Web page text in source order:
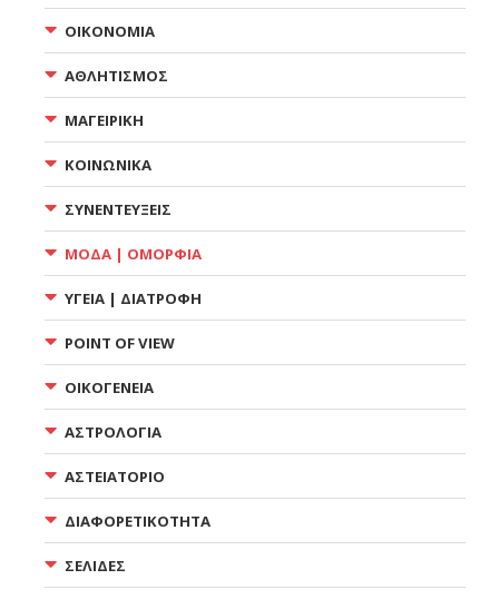
ΟΙΚΟΝΟΜΙΑ
ΑΘΛΗΤΙΣΜΟΣ
ΜΑΓΕΙΡΙΚΗ
ΚΟΙΝΩΝΙΚΑ
ΣΥΝΕΝΤΕΥΞΕΙΣ
ΜΟΔΑ | ΟΜΟΡΦΙΑ
ΥΓΕΙΑ | ΔΙΑΤΡΟΦΗ
POINT OF VIEW
ΟΙΚΟΓΕΝΕΙΑ
ΑΣΤΡΟΛΟΓΙΑ
ΑΣΤΕΙΑΤΟΡΙΟ
ΔΙΑΦΟΡΕΤΙΚΟΤΗΤΑ
ΣΕΛΙΔΕΣ